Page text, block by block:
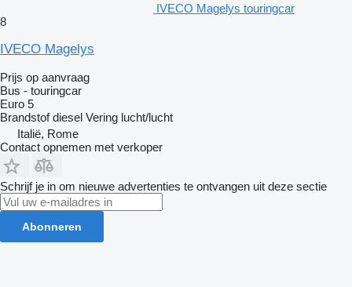
IVECO Magelys touringcar
8
IVECO Magelys
Prijs op aanvraag
Bus - touringcar
Euro 5
Brandstof diesel Vering lucht/lucht
Italië, Rome
Contact opnemen met verkoper
Schrijf je in om nieuwe advertenties te ontvangen uit deze sectie
Abonneren